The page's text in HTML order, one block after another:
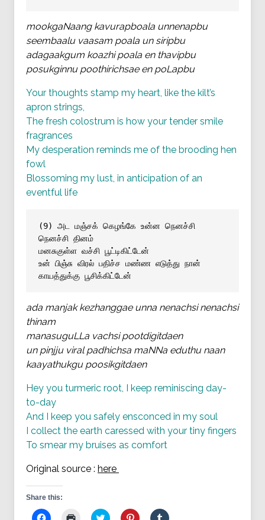
mookgaNaang kavurapboala unnenapbu
seembaalu vaasam poala un siripbu
adagaakgum koazhi poala en thavipbu
posukginnu poothirichsae en poLapbu
Your thoughts stamp my heart, like the kilt’s
apron strings,
The fresh colostrum is how your tender smile
fragrances
My desperation reminds me of the brooding hen
fowl
Blossoming my lust, in anticipation of an
eventful life
(9) அட மஞ்சக் கெழங்கே உன்ன நெனச்சி
நெனச்சி தினம்
மனசுகுள்ள வச்சி பூட்டிகிட்டேன்
உன் பிஞ்சு விரல் பதிச்ச மண்ண எடுத்து நான்
காயத்துக்கு பூசிக்கிட்டேன்
ada manjak kezhanggae unna nenachsi nenachsi
thinam
manasuguLLa vachsi pootdigitdaen
un pinjju viral padhichsa maNNa eduthu naan
kaayathukgu poosikgitdaen
Hey you turmeric root, I keep reminiscing day-
to-day
And I keep you safely ensconced in my soul
I collect the earth caressed with your tiny fingers
To smear my bruises as comfort
Original source : here
Share this:
Click Click Click Click Click